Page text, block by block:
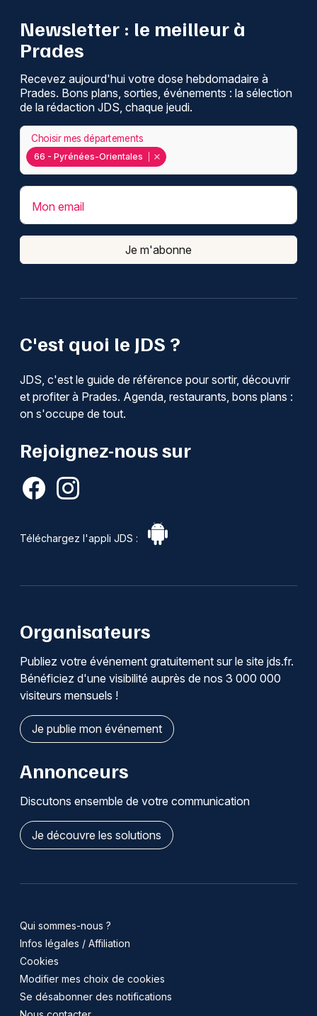
C'est quoi le JDS ?
JDS, c'est le guide de référence pour sortir, découvrir
et profiter à Prades. Agenda, restaurants, bons plans :
on s'occupe de tout.
Rejoignez-nous sur
Téléchargez l'appli JDS :
Newsletter : le meilleur à
Prades
Recevez aujourd'hui votre dose hebdomadaire à
Prades. Bons plans, sorties, événements : la sélection
de la rédaction JDS, chaque jeudi.
66 - Pyrénées-Orientales
Choisir mes départements
Mon email
Je m'abonne
Organisateurs
Publiez votre événement gratuitement sur le site jds.fr.
Bénéficiez d'une visibilité auprès de nos 3 000 000
visiteurs mensuels !
Je publie mon événement
Annonceurs
Discutons ensemble de votre communication
Je découvre les solutions
Qui sommes-nous ?
Infos légales / Affiliation
Cookies
Modifier mes choix de cookies
Se désabonner des notifications